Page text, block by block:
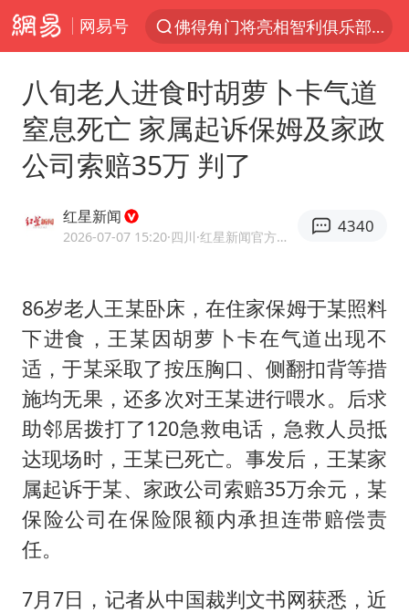
网易号
以“新”破局 首发经济点亮城市消费活力
看守所辅警收受10万获刑1年
宇树科技发行价格150.80元/股
吉林一“温度计大楼”读数爆表
贵州轮胎子公司获美国退税8136万
“深圳地面沉降致车辆损坏”不实
泰国一女公务员妆容引争议 本人回应
女子利用漏洞0元薅走3000多件家电
80后女柜员逆袭成4200亿银行副行长
27岁女子成组织卖淫集团主犯被通缉
东方甄选被判赔偿江小白30万元
八旬老人进食时胡萝卜卡气道
窒息死亡 家属起诉保姆及家政
公司索赔35万 判了
红星新闻
2026-07-07 15:20·四川 ·红星新闻官方网易号
4340
86岁老人王某卧床，在住家保姆于某照料
下进食，王某因胡萝卜卡在气道出现不
适，于某采取了按压胸口、侧翻扣背等措
施均无果，还多次对王某进行喂水。后求
助邻居拨打了120急救电话，急救人员抵
达现场时，王某已死亡。事发后，王某家
属起诉于某、家政公司索赔35万余元，某
保险公司在保险限额内承担连带赔偿责
任。
7月7日，记者从中国裁判文书网获悉，近